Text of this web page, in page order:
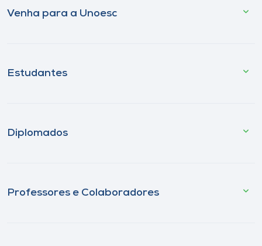
Venha para a Unoesc
Estudantes
Diplomados
Professores e Colaboradores